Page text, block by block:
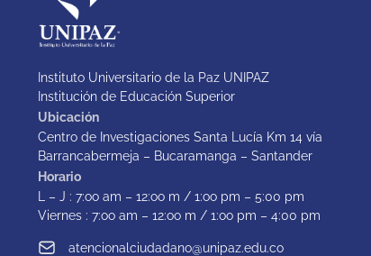
Instituto Universitario de la Paz UNIPAZ
Institución de Educación Superior
Ubicación
Centro de Investigaciones Santa Lucía Km 14 vía
Barrancabermeja – Bucaramanga – Santander
Horario
L – J : 7:oo am – 12:oo m / 1:oo pm – 5:00 pm
Viernes : 7:oo am – 12:oo m / 1:oo pm – 4:00 pm
atencionalciudadano@unipaz.edu.co